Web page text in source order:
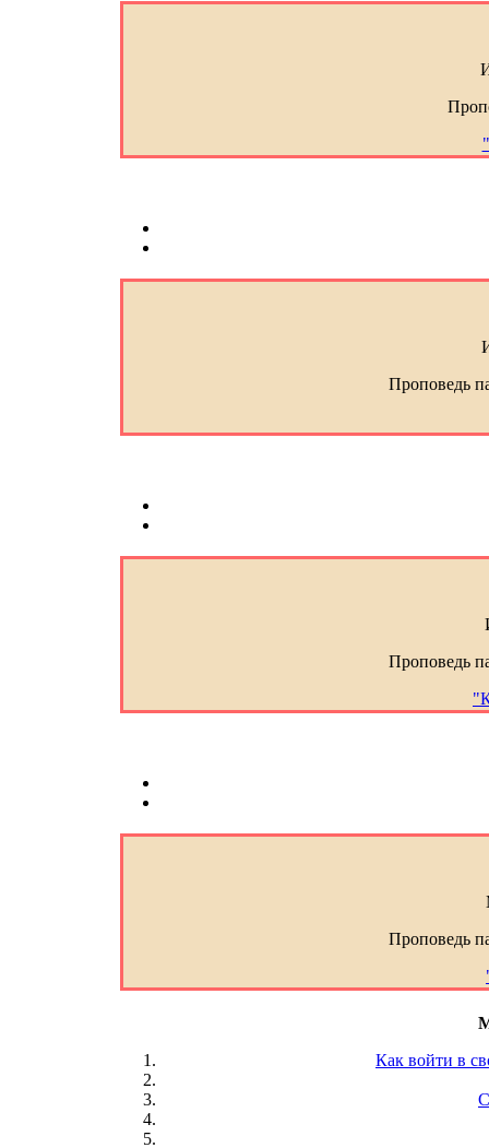
Проповедь
Проповедь
Проповедь
Как войти в